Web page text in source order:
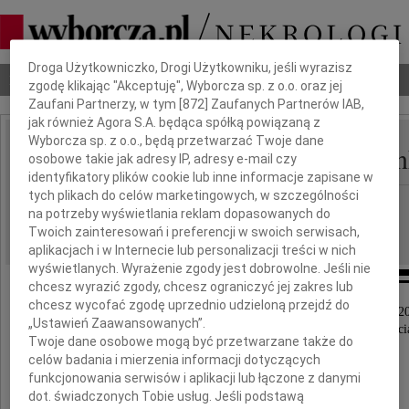
Nekrologi Odeszli Poradnik pogrzebowy
IMIĘ I NAZWISKO: Mieczysława
REGION: cała Polska
DATA EMISJI: 14.05.2019
Z głębokim żalem zawiadamiamy, że dnia 12 maja
odeszła nasza ukochana Mama, Babcia i
Dbamy o Twoją prywatność
Droga Użytkowniczko, Drogi Użytkowniku, jeśli wyrazisz
zgodę klikając "Akceptuję", Wyborcza sp. z o.o. oraz jej
Zaufani Partnerzy, w tym [872 ] Zaufanych Partnerów IAB,
jak również Agora S.A. będąca spółką powiązaną z
Wyborcza sp. z o.o., będą przetwarzać Twoje dane
osobowe takie jak adresy IP, adresy e-mail czy
identyfikatory plików cookie lub inne informacje zapisane w
tych plikach do celów marketingowych, w szczególności
na potrzeby wyświetlania reklam dopasowanych do
Twoich zainteresowań i preferencji w swoich serwisach,
aplikacjach i w Internecie lub personalizacji treści w nich
wyświetlanych. Wyrażenie zgody jest dobrowolne. Jeśli nie
chcesz wyrazić zgody, chcesz ograniczyć jej zakres lub
chcesz wycofać zgodę uprzednio udzieloną przejdź do
„Ustawień Zaawansowanych”.
Twoje dane osobowe mogą być przetwarzane także do
celów badania i mierzenia informacji dotyczących
funkcjonowania serwisów i aplikacji lub łączone z danymi
dot. świadczonych Tobie usług. Jeśli podstawą